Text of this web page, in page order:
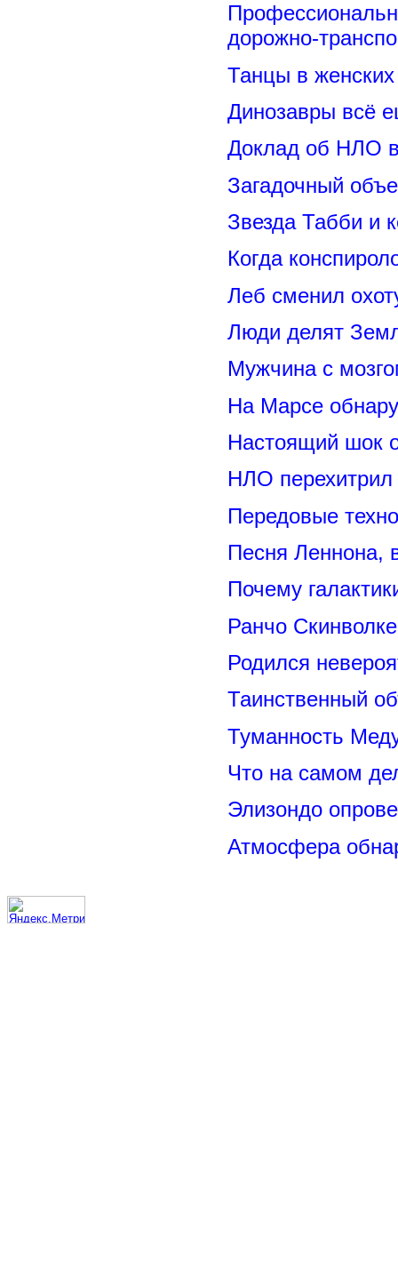
дорожно-
Танцы в женских
Динозавры всё
Доклад об НЛО
Загадочный
Звезда Табби и
Когда
Леб сменил
Люди делят
Мужчина с
На Марсе
Настоящий шок
НЛО перехитрил
Передовые
Песня Леннона,
Почему
Ранчо
Родился
Таинственный
Туманность
Что на самом
Элизондо
Атмосфера